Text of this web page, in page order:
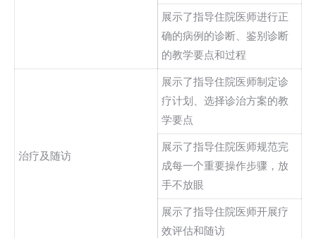
展示了指导住院医师进行正
确的病例的诊断、鉴别诊断
的教学要点和过程
治疗及随访
展示了指导住院医师制定诊
疗计划、选择诊治方案的教
学要点
展示了指导住院医师规范完
成每一个重要操作步骤，放
手不放眼
展示了指导住院医师开展疗
效评估和随访